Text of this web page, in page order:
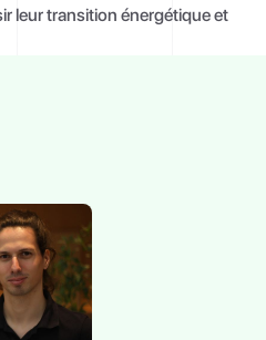
leur transition énergétique et